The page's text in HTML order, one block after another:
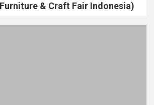
& Craft Fair Indonesia)